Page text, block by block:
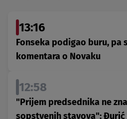
13:16
Fonseka podigao buru, pa
komentara o Novaku
12:58
"Prijem predsednika ne
sopstvenih stavova":